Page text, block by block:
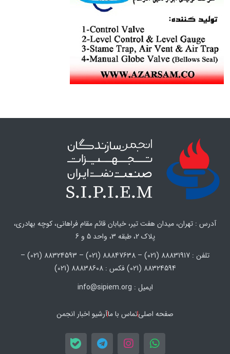
آدرس : تهران، میدان هفت تیر، خیابان قائم مقام فراهانی، کوچه بهادری،
پلاک 2، طبقه 3، واحد 5 و 6
تلفن : 88831917 (021) – 88847638 (021) – 88324593 (021) –
88324594 (021) فکس : 88838608 (021)
ایمیل : info@sipiem.org
صفحه اصلیتماس با ماآرشیو اخبار انجمن